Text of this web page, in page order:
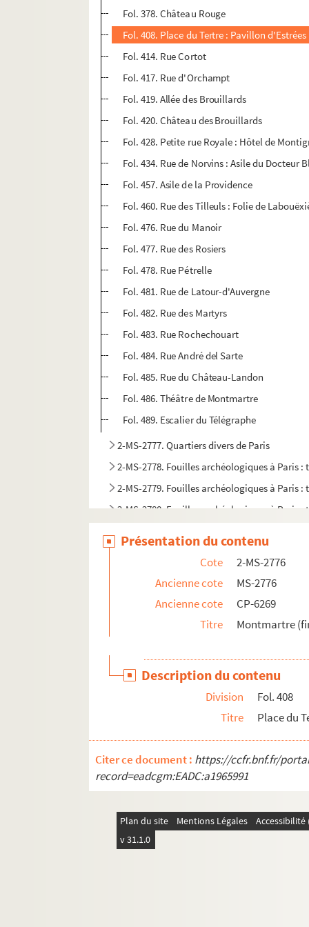
Fol. 378. Château Rouge
Fol. 408. Place du Tertre : Pavillon d'Estrées
Fol. 414. Rue Cortot
Fol. 417. Rue d'Orchampt
Fol. 419. Allée des Brouillards
Fol. 420. Château des Brouillards
Fol. 428. Petite rue Royale : Hôtel de
Fol. 434. Rue de Norvins : Asile du Docteur
Fol. 457. Asile de la Providence
Fol. 460. Rue des Tilleuls : Folie de
Fol. 476. Rue du Manoir
Fol. 477. Rue des Rosiers
Fol. 478. Rue Pétrelle
Fol. 481. Rue de Latour-d'Auvergne
Fol. 482. Rue des Martyrs
Fol. 483. Rue Rochechouart
Fol. 484. Rue André del Sarte
Fol. 485. Rue du Château-Landon
Fol. 486. Théâtre de Montmartre
Fol. 489. Escalier du Télégraphe
2-MS-2777. Quartiers divers de Paris
2-MS-2778. Fouilles archéologiques à Paris :
2-MS-2779. Fouilles archéologiques à Paris :
2-MS-2780. Fouilles archéologiques à Paris :
Présentation du contenu
Cote
2-MS-2776
Ancienne cote
MS-2776
Ancienne cote
CP-6269
Titre
Montmartre
Description du contenu
Division
Fol. 408
Titre
Place du
Citer ce document : https://ccfr.bnf.fr/
record=eadcgm:EADC:a1965991
Plan du site Mentions Légales
v 31.1.0